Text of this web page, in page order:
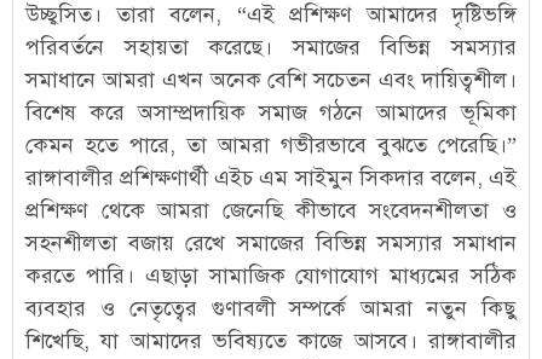
উচ্ছ্বসিত। তারা বলেন, “এই প্রশিক্ষণ আমাদের দৃষ্টিভঙ্গি
পরিবর্তনে সহায়তা করেছে। সমাজের বিভিন্ন সমস্যার
সমাধানে আমরা এখন অনেক বেশি সচেতন এবং দায়িত্বশীল।
বিশেষ করে অসাম্প্রদায়িক সমাজ গঠনে আমাদের ভূমিকা
কেমন হতে পারে, তা আমরা গভীরভাবে বুঝতে পেরেছি।”
রাঙ্গাবালীর প্রশিক্ষণার্থী এইচ এম সাইমুন সিকদার বলেন, এই
প্রশিক্ষণ থেকে আমরা জেনেছি কীভাবে সংবেদনশীলতা ও
সহনশীলতা বজায় রেখে সমাজের বিভিন্ন সমস্যার সমাধান
করতে পারি। এছাড়া সামাজিক যোগাযোগ মাধ্যমের সঠিক
ব্যবহার ও নেতৃত্বের গুণাবলী সম্পর্কে আমরা নতুন কিছু
শিখেছি, যা আমাদের ভবিষ্যতে কাজে আসবে। রাঙ্গাবালীর